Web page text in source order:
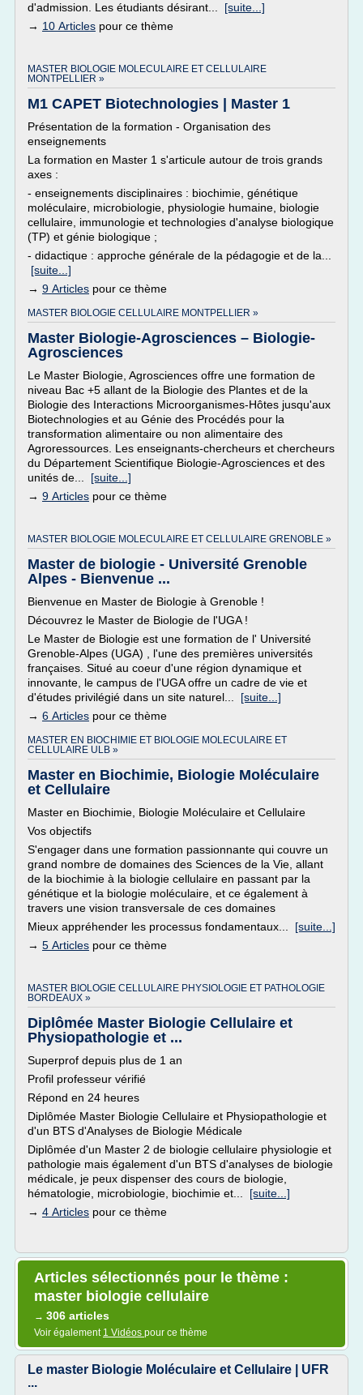
d'admission. Les étudiants désirant... [suite...]
→ 10 Articles pour ce thème
MASTER BIOLOGIE MOLECULAIRE ET CELLULAIRE
MONTPELLIER »
M1 CAPET Biotechnologies | Master 1
Présentation de la formation - Organisation des
enseignements
La formation en Master 1 s'articule autour de trois grands
axes :
- enseignements disciplinaires : biochimie, génétique
moléculaire, microbiologie, physiologie humaine, biologie
cellulaire, immunologie et technologies d'analyse biologique
(TP) et génie biologique ;
- didactique : approche générale de la pédagogie et de la...
[suite...]
→ 9 Articles pour ce thème
MASTER BIOLOGIE CELLULAIRE MONTPELLIER »
Master Biologie-Agrosciences – Biologie-
Agrosciences
Le Master Biologie, Agrosciences offre une formation de
niveau Bac +5 allant de la Biologie des Plantes et de la
Biologie des Interactions Microorganismes-Hôtes jusqu'aux
Biotechnologies et au Génie des Procédés pour la
transformation alimentaire ou non alimentaire des
Agroressources. Les enseignants-chercheurs et chercheurs
du Département Scientifique Biologie-Agrosciences et des
unités de... [suite...]
→ 9 Articles pour ce thème
MASTER BIOLOGIE MOLECULAIRE ET CELLULAIRE GRENOBLE »
Master de biologie - Université Grenoble
Alpes - Bienvenue ...
Bienvenue en Master de Biologie à Grenoble !
Découvrez le Master de Biologie de l'UGA !
Le Master de Biologie est une formation de l' Université
Grenoble-Alpes (UGA) , l'une des premières universités
françaises. Situé au coeur d'une région dynamique et
innovante, le campus de l'UGA offre un cadre de vie et
d'études privilégié dans un site naturel... [suite...]
→ 6 Articles pour ce thème
MASTER EN BIOCHIMIE ET BIOLOGIE MOLECULAIRE ET
CELLULAIRE ULB »
Master en Biochimie, Biologie Moléculaire
et Cellulaire
Master en Biochimie, Biologie Moléculaire et Cellulaire
Vos objectifs
S'engager dans une formation passionnante qui couvre un
grand nombre de domaines des Sciences de la Vie, allant
de la biochimie à la biologie cellulaire en passant par la
génétique et la biologie moléculaire, et ce également à
travers une vision transversale de ces domaines
Mieux appréhender les processus fondamentaux... [suite...]
→ 5 Articles pour ce thème
MASTER BIOLOGIE CELLULAIRE PHYSIOLOGIE ET PATHOLOGIE
BORDEAUX »
Diplômée Master Biologie Cellulaire et
Physiopathologie et ...
Superprof depuis plus de 1 an
Profil professeur vérifié
Répond en 24 heures
Diplômée Master Biologie Cellulaire et Physiopathologie et
d'un BTS d'Analyses de Biologie Médicale
Diplômée d'un Master 2 de biologie cellulaire physiologie et
pathologie mais également d'un BTS d'analyses de biologie
médicale, je peux dispenser des cours de biologie,
hématologie, microbiologie, biochimie et... [suite...]
→ 4 Articles pour ce thème
Articles sélectionnés pour le thème :
master biologie cellulaire
→ 306 articles
Voir également 1 Vidéos pour ce thème
Le master Biologie Moléculaire et Cellulaire | UFR
...